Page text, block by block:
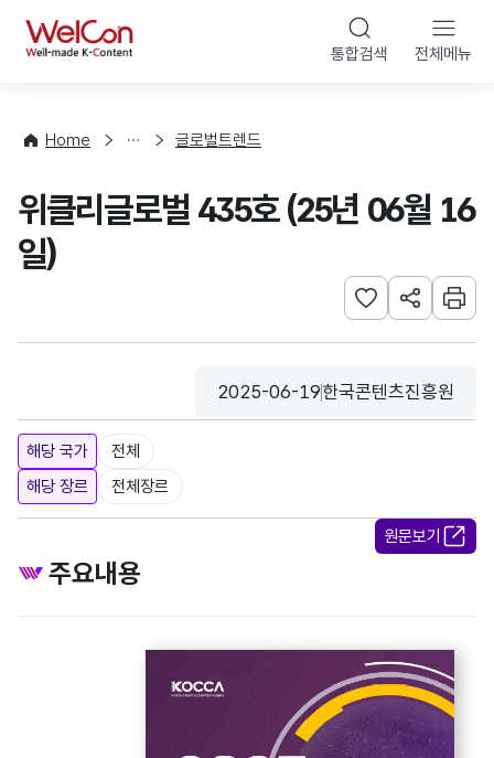
WelCon 통합검색 전체메뉴
Home
향
계
글로벌트렌드
위클리글로벌 435호 (25년 06월 16
일)
관심사 등록하기
URL 공유하
인쇄
등록일
2025-06-19
수집기관
한국콘텐츠진흥원
해당 국가
전체
해당 장르
전체장르
원문보기
주요내용